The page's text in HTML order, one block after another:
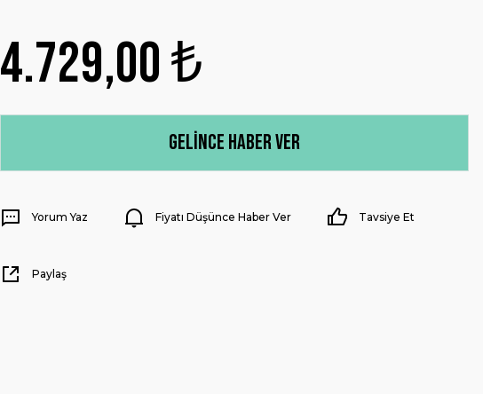
4.729,00 ₺
Gelince Haber Ver
Yorum Yaz Fiyatı Düşünce Haber Ver Tavsiye Et
Paylaş